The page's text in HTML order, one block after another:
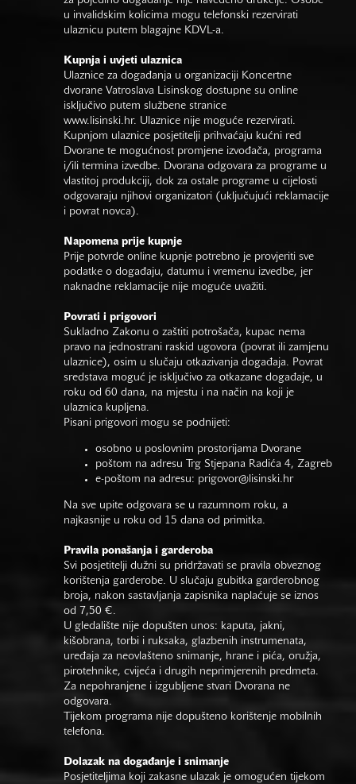
u invalidskim kolicima mogu telefonski rezervirati
ulaznicu putem blagajne KDVL-a.
Kupnja i uvjeti ulaznica
Ulaznice za događanja u organizaciji Koncertne
dvorane Vatroslava Lisinskog dostupne su online
isključivo putem službene stranice
www.lisinski.hr. Ulaznice nije moguće rezervirati.
Kupnjom ulaznice posjetitelji prihvaćaju kućni red
Dvorane te mogućnost promjene izvođača, programa
i/ili termina izvedbe. Dvorana odgovara za programe u
vlastitoj produkciji, dok za ostale programe u cijelosti
odgovaraju njihovi organizatori (uključujući reklamacije
i povrat novca).
Napomena prije kupnje
Prije potvrde online kupnje potrebno je provjeriti sve
podatke o događaju, datumu i vremenu izvedbe, jer
naknadne reklamacije nije moguće uvažiti.
Povrati i prigovori
Sukladno Zakonu o zaštiti potrošača, kupac nema
pravo na jednostrani raskid ugovora (povrat ili zamjenu
ulaznice), osim u slučaju otkazivanja događaja. Povrat
sredstava moguć je isključivo za otkazane događaje, u
roku od 60 dana, na mjestu i na način na koji je
ulaznica kupljena.
Pisani prigovori mogu se podnijeti:
osobno u poslovnim prostorijama Dvorane
poštom na adresu Trg Stjepana Radića 4, Zagreb
e-poštom na adresu: prigovor@lisinski.hr
Na sve upite odgovara se u razumnom roku, a
najkasnije u roku od 15 dana od primitka.
Pravila ponašanja i garderoba
Svi posjetitelji dužni su pridržavati se pravila obveznog
korištenja garderobe. U slučaju gubitka garderobnog
broja, nakon sastavljanja zapisnika naplaćuje se iznos
od 7,50 €.
U gledalište nije dopušten unos: kaputa, jakni,
kišobrana, torbi i ruksaka, glazbenih instrumenata,
uređaja za neovlašteno snimanje, hrane i pića, oružja,
pirotehnike, cvijeća i drugih neprimjerenih predmeta.
Za nepohranjene i izgubljene stvari Dvorana ne
odgovara.
Tijekom programa nije dopušteno korištenje mobilnih
telefona.
Dolazak na događanje i snimanje
Posjetiteljima koji zakasne ulazak je omogućen tijekom